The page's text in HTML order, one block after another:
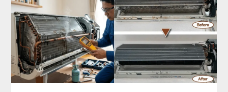
ンサの容量抜けなどで突発的に故障することがあり
ます。
実際の現場では、運転開始から数分でコンプレッサ
ーへの通電が遮断される、ファンモーターへ正常な
指示が出せていない、リモコン信号を受信できない
など、基板故障の症状は多岐にわたります。